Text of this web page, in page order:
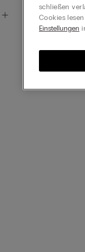
€ 39,90
schließen
Cookies
Einstellungen